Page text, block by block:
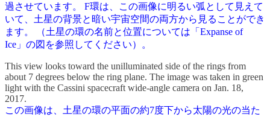
過させています。 F環は、この画像に明るい弧として見えて
いて、土星の背景と暗い宇宙空間の両方から見ることができ
ます。 （土星の環の名前と位置については「Expanse of
Ice」の図を参照してください）。
This view looks toward the unilluminated side of the rings from
about 7 degrees below the ring plane. The image was taken in green
light with the Cassini spacecraft wide-angle camera on Jan. 18,
2017.
この画像は、土星の環の平面の約7度下から太陽の光の当た